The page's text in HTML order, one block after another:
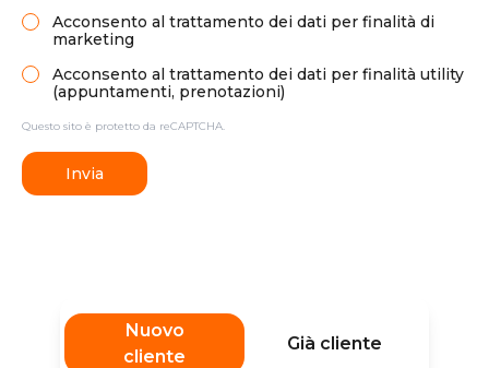
Acconsento al trattamento dei dati per finalità di
marketing
Acconsento al trattamento dei dati per finalità utility
(appuntamenti, prenotazioni)
Questo sito è protetto da reCAPTCHA.
Invia
Nuovo
cliente
Già cliente